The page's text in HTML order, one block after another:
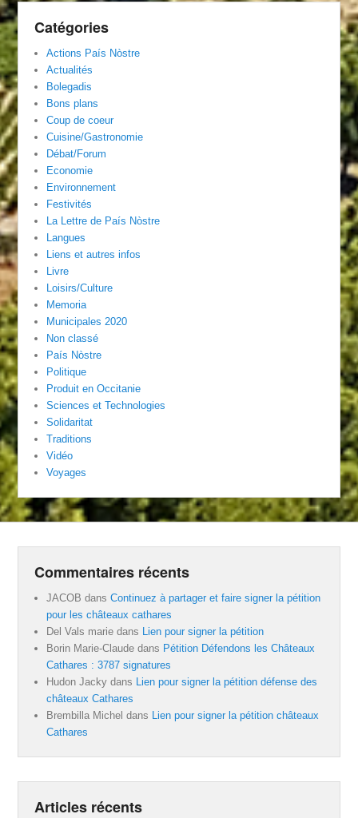
Catégories
Actions País Nòstre
Actualités
Bolegadis
Bons plans
Coup de coeur
Cuisine/Gastronomie
Débat/Forum
Economie
Environnement
Festivités
La Lettre de País Nòstre
Langues
Liens et autres infos
Livre
Loisirs/Culture
Memoria
Municipales 2020
Non classé
País Nòstre
Politique
Produit en Occitanie
Sciences et Technologies
Solidaritat
Traditions
Vidéo
Voyages
Commentaires récents
JACOB dansContinuez à partager et faire signer la pétition
pour les châteaux cathares
Del Vals marie dans Lien pour signer la pétition
Borin Marie-Claude dans Pétition Défendons les Châteaux
Cathares : 3787 signatures
Hudon Jacky dans Lien pour signer la pétition défense des
châteaux Cathares
Brembilla Michel dans Lien pour signer la pétition châteaux
Cathares
Articles récents